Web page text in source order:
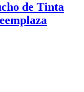
de Tinta